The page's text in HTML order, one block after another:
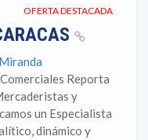
OFERTA DESTACADA
Reporta
y
un Especialista
dinámico y